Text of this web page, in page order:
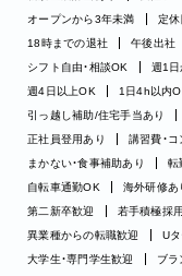
オープンから3年未満
定休
18時までの退社
午後出社
シフト自由・相談OK
週1
週4日以上OK
1日4h以内
引っ越し補助/住宅手当あり
正社員登用あり
講習費・
まかない・食事補助あり
転
自転車通勤OK
海外研修あ
第二新卒歓迎
若手積極採用
異業種からの転職歓迎
U
大学生・専門学生歓迎
ブラ